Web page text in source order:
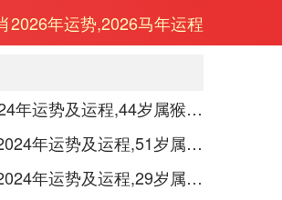
2026年运势,2026马年运程
1980属猴女2024年运势及运程,44岁属猴人2024全年每月运势女性如何
1973年属牛女2024年运势及运程,51岁属牛人2024全年每月运势女性如何
1995年属猪女2024年运势及运程,29岁属猪人2024全年每月运势女性如何